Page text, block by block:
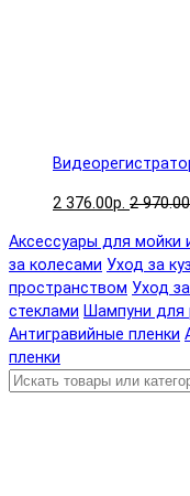
2 376.00р. 2
Аксессуары для мойки
за колесами Уход за
пространством Уход
стеклами Шампуни для
Антигравийные пленки
пленки